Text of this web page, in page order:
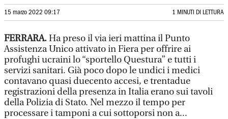
15 marzo 2022 09:17 1 MINUTI DI LETTURA
FERRARA.Ha preso il via ieri mattina il Punto
Assistenza Unico attivato in Fiera per offrire ai
profughi ucraini lo “sportello Questura” e tutti i
servizi sanitari. Già poco dopo le undici i medici
contavano quasi duecento accesi, e trentadue
registrazioni della presenza in Italia erano sui tavoli
della Polizia di Stato. Nel mezzo il tempo per
processare i tamponi a cui sottoporsi non a...